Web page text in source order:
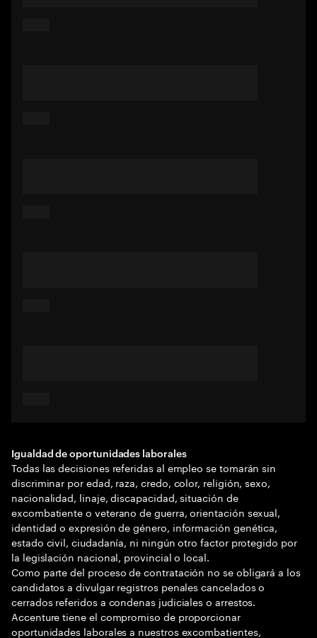
Igualdad de oportunidades laborales
Todas las decisiones referidas al empleo se tomarán sin
discriminar por edad, raza, credo, color, religión, sexo,
nacionalidad, linaje, discapacidad, situación de
excombatiente o veterano de guerra, orientación sexual,
identidad o expresión de género, información genética,
estado civil, ciudadanía, ni ningún otro factor protegido por
la legislación nacional, provincial o local.
Como parte del proceso de contratación no se obligará a los
candidatos a divulgar registros penales cancelados o
cerrados referidos a condenas judiciales o arrestos.
Accenture tiene el compromiso de proporcionar
oportunidades laborales a nuestros excombatientes,